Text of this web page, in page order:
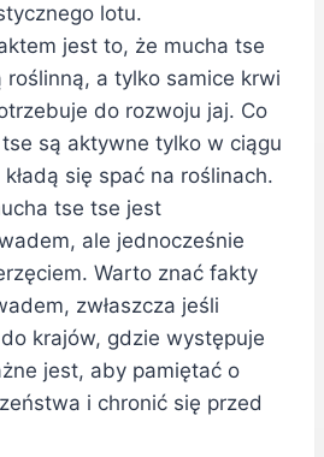
lotu.
jest to, że mucha tse
a tylko samice krwi
do rozwoju jaj. Co
są aktywne tylko w ciągu
się spać na roślinach.
tse tse jest
ale jednocześnie
Warto znać fakty
zwłaszcza jeśli
krajów, gdzie występuje
jest, aby pamiętać o
i chronić się przed